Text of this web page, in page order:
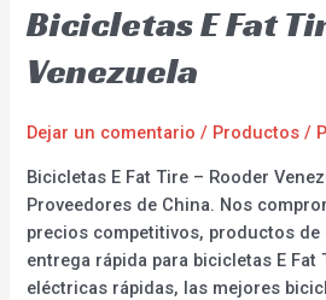
Bicicletas E Fat
Venezuela
Dejar un comentario / Productos /
Bicicletas E Fat Tire – Rooder
Proveedores de China. Nos
precios competitivos, productos de
entrega rápida para bicicletas E Fat
eléctricas rápidas, las mejores